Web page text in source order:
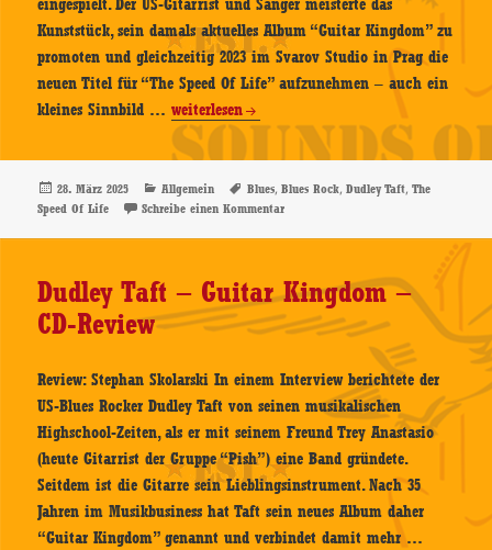
eingespielt. Der US-Gitarrist und Sänger meisterte das
Kunststück, sein damals aktuelles Album “Guitar Kingdom” zu
promoten und gleichzeitig 2023 im Svarov Studio in Prag die
neuen Titel für “The Speed Of Life” aufzunehmen – auch ein
kleines Sinnbild …Dudley
Taft
–
The
Speed
Of
–
CD-
weiterlesen
Veröffentlicht
am
28. März 2025 Kategorien
Allgemein Schlagwörter
Blues,Blues Rock,Dudley Taft,The
Speed Of Life
Schreibe einen Kommentarzu Dudley Taft – The Speed Of Life –
Dudley Taft – Guitar Kingdom –
CD-Review
Review: Stephan Skolarski In einem Interview berichtete der
US-Blues Rocker Dudley Taft von seinen musikalischen
Highschool-Zeiten, als er mit seinem Freund Trey Anastasio
(heute Gitarrist der Gruppe “Pish”) eine Band gründete.
Seitdem ist die Gitarre sein Lieblingsinstrument. Nach 35
Jahren im Musikbusiness hat Taft sein neues Album daher
“Guitar Kingdom” genannt und verbindet damit mehr …